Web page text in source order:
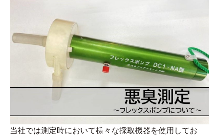
当社では測定時において様々な採取機器を使用してお